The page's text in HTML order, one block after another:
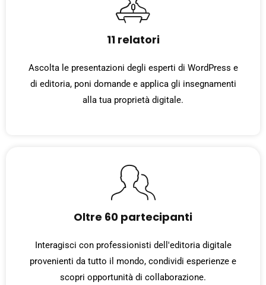
11 relatori
Ascolta le presentazioni degli esperti di WordPress e
di editoria, poni domande e applica gli insegnamenti
alla tua proprietà digitale.
Oltre 60 partecipanti
Interagisci con professionisti dell'editoria digitale
provenienti da tutto il mondo, condividi esperienze e
scopri opportunità di collaborazione.